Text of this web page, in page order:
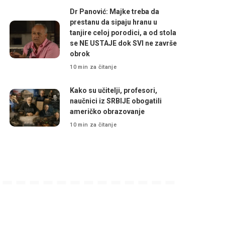
Dr Panović: Majke treba da
prestanu da sipaju hranu u
tanjire celoj porodici, a od stola
se NE USTAJE dok SVI ne završe
obrok
10 min za čitanje
Kako su učitelji, profesori,
naučnici iz SRBIJE obogatili
američko obrazovanje
10 min za čitanje